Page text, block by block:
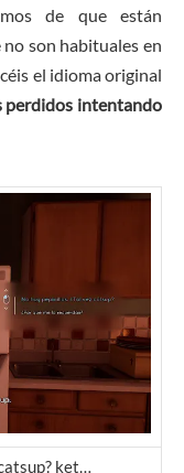
de que están
son habituales en
el idioma original
perdidos intentando
ket…